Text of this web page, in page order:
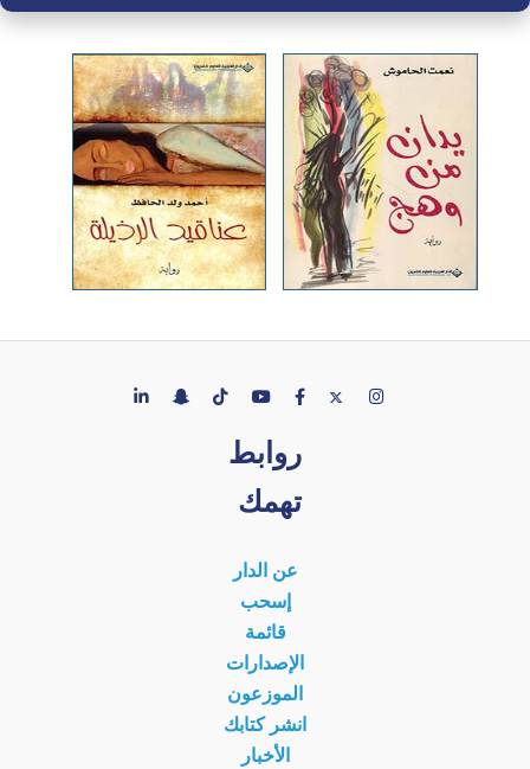
روابط
تهمك
عن الدار
إسحب
قائمة
الإصدارات
الموزعون
انشر كتابك
الأخبار